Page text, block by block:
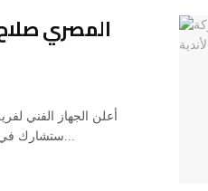
المصري
أعلن الجهاز الفني
ستشارك في بطولة كأس العالم للأندية لكرة القدم التي ستقام...